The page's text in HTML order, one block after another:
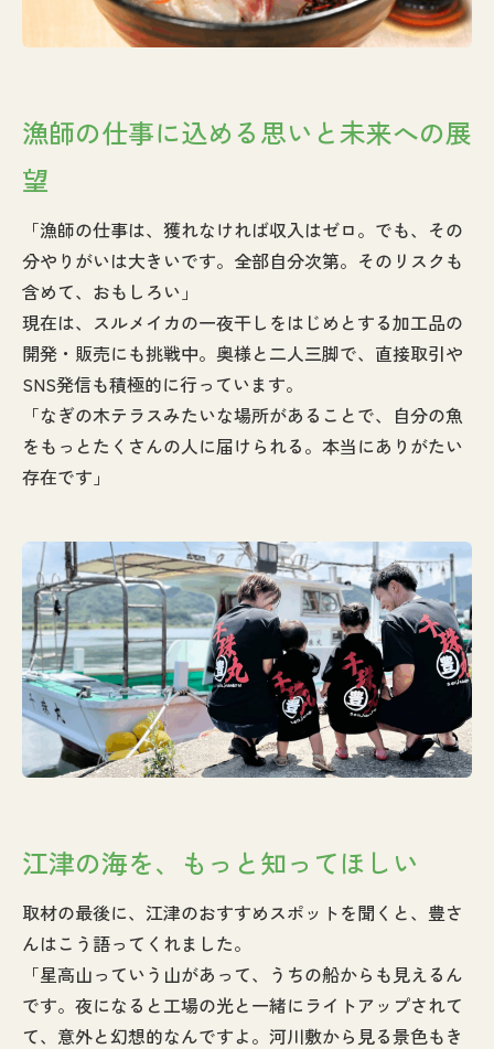
漁師の仕事に込める思いと未来への展
望
「漁師の仕事は、獲れなければ収入はゼロ。でも、その
分やりがいは大きいです。全部自分次第。そのリスクも
含めて、おもしろい」
現在は、スルメイカの一夜干しをはじめとする加工品の
開発・販売にも挑戦中。奥様と二人三脚で、直接取引や
SNS発信も積極的に行っています。
「なぎの木テラスみたいな場所があることで、自分の魚
をもっとたくさんの人に届けられる。本当にありがたい
存在です」
江津の海を、もっと知ってほしい
取材の最後に、江津のおすすめスポットを聞くと、豊さ
んはこう語ってくれました。
「星高山っていう山があって、うちの船からも見えるん
です。夜になると工場の光と一緒にライトアップされて
て、意外と幻想的なんですよ。河川敷から見る景色もき